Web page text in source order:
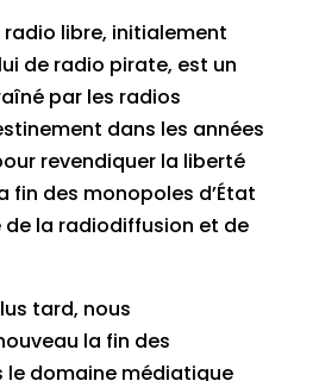
radio libre, initialement
de radio pirate, est un
par les radios
dans les années
revendiquer la liberté
fin des monopoles d’État
la radiodiffusion et de
tard, nous
la fin des
le domaine médiatique